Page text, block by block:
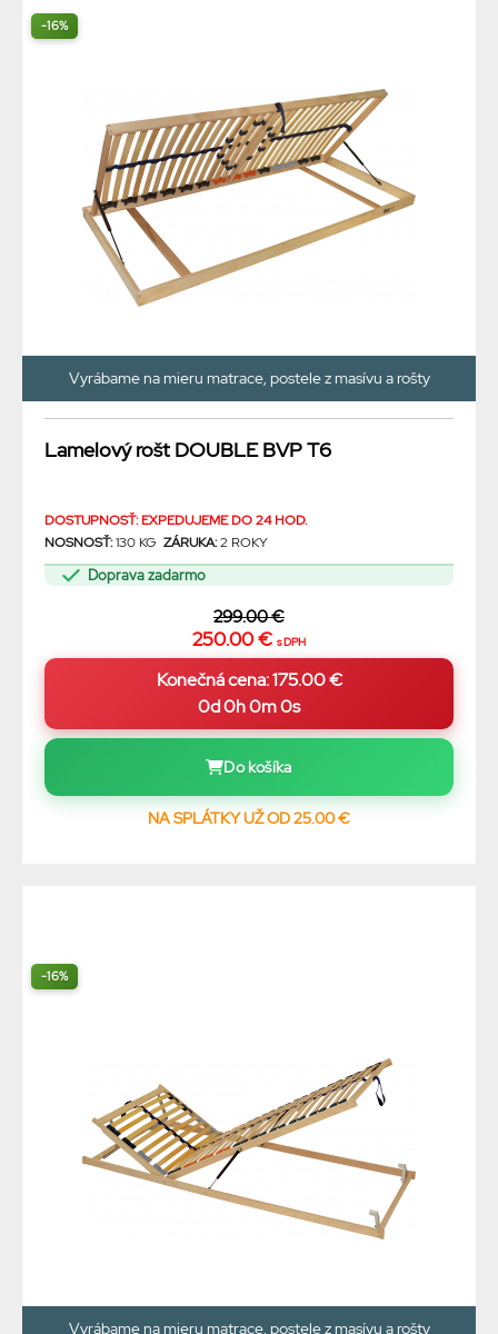
-16%
Vyrábame na mieru matrace, postele z masívu a rošty
Lamelový rošt DOUBLE BVP T6
DOSTUPNOSŤ: EXPEDUJEME DO 24 HOD.
NOSNOSŤ:130 KG ZÁRUKA:2 ROKY
Doprava zadarmo
299.00 €
250.00 € s DPH
0d 0h 0m 0s
Do košíka
NA SPLÁTKY UŽ OD 25.00 €
-16%
Vyrábame na mieru matrace, postele z masívu a rošty